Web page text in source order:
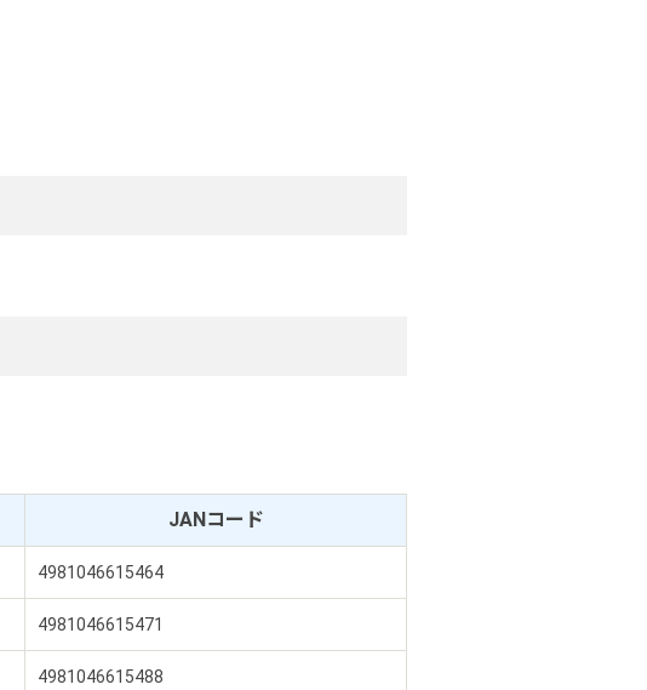
JANコード
4981046615464
4981046615471
4981046615488